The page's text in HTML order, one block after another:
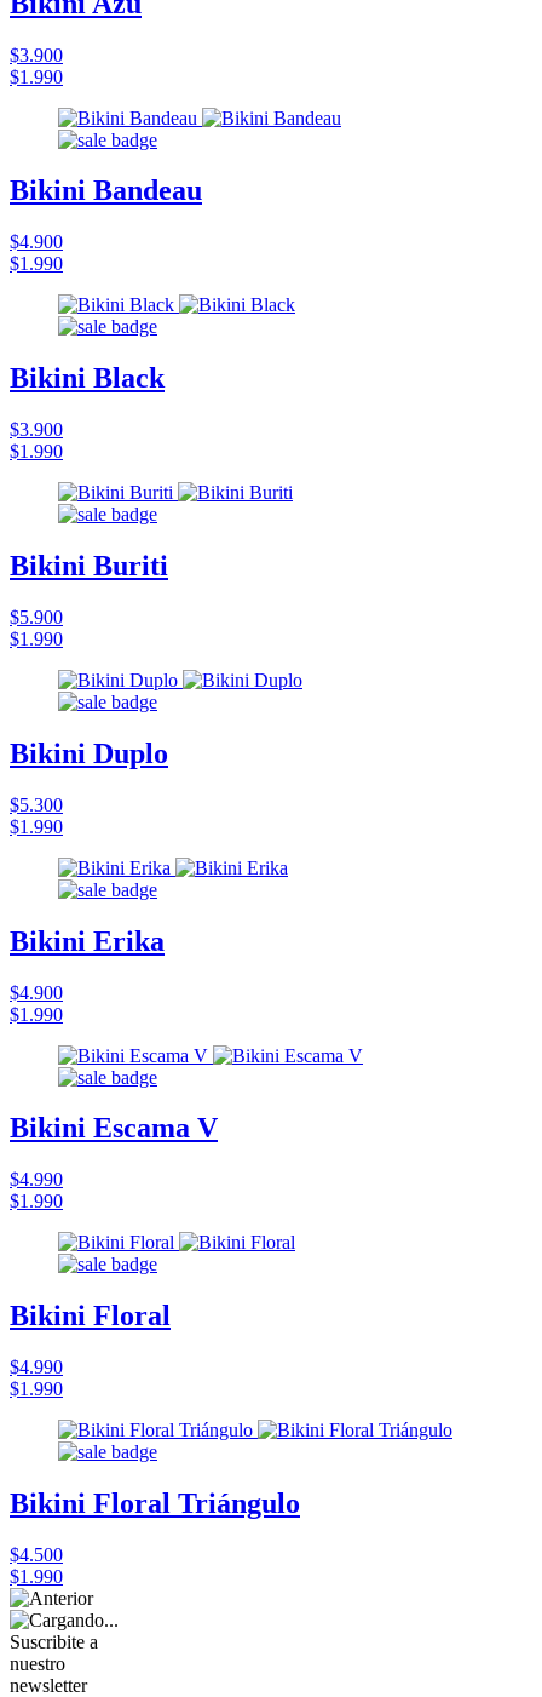
$3.900
$1.990
Bikini Bandeau
$4.900
$1.990
Bikini Black
$3.900
$1.990
Bikini Buriti
$5.900
$1.990
Bikini Duplo
$5.300
$1.990
Bikini Erika
$4.900
$1.990
Bikini Escama V
$4.990
$1.990
Bikini Floral
$4.990
$1.990
Bikini Floral Triángulo
$4.500
$1.990
Suscribite a
nuestro
newsletter